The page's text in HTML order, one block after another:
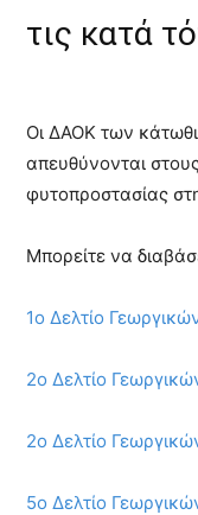
Όλα
τελευταία
τις κατά
Οι ΔΑΟΚ των
απευθύνονται
φυτοπροστασίας
Μπορείτε να
1ο Δελτίο
2ο Δελτίο
2ο Δελτίο
5ο Δελτίο